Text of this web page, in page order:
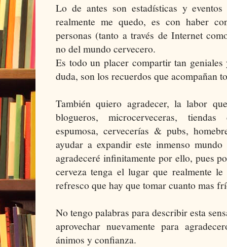
Lo de antes son estadísticas y
realmente me quedo, es con haber
personas (tanto a través de Internet
no del mundo cervecero.
Es todo un placer compartir tan
duda, son los recuerdos que acompañan
También quiero agradecer, la labor
blogueros, microcerveceras,
espumosa, cervecerías & pubs,
ayudar a expandir este inmenso
agradeceré infinitamente por ello, pues
cerveza tenga el lugar que realmente
refresco que hay que tomar cuanto mas
No tengo palabras para describir esta
aprovechar nuevamente para
ánimos y confianza.